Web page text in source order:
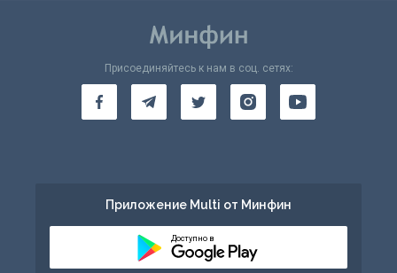
Присоединяйтесь к нам в соц. сетях:
Приложение Multi от Минфин
Доступно в